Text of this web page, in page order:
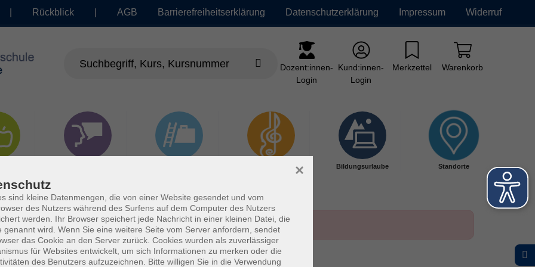
Rückblick AGB Barrierefreiheitserklärung Datenschutzerklärung Impressum Widerruf
Dozent:innen-
Login
Kund:innen-
Login
Merkzettel Warenkorb
Bildungsurlaube Standorte
sind kleine Datenmengen, die von einer Website gesendet und vom
des Nutzers während des Surfens auf dem Computer des Nutzers
werden. Ihr Browser speichert jede Nachricht in einer kleinen Datei, die
genannt wird. Wenn Sie eine weitere Seite vom Server anfordern, sendet
das Cookie an den Server zurück. Cookies wurden als zuverlässiger
für Websites entwickelt, um sich Informationen zu merken oder die
des Benutzers aufzuzeichnen. Bitte willigen Sie in die Verwendung
×